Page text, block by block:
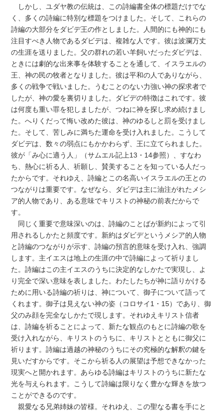
しかし、ユダヤ教の伝統は、この詩編書全体の標題だけでな
く、多くの詩編に特別な標題をつけました。そして、これらの
詩編の大部分をダビデ王の作としました。人間的にも神的にも
注目すべき人物であるダビデは、複雑な人です。彼は波瀾万丈
の生涯を送りました。父の群れの若い羊飼いだったダビデは、
ときには劇的な出来事を体験することを通して、イスラエルの
王、神の民の牧者となりました。彼は平和の人でありながら、
多くの戦争で戦いました。うむことのない力強い神の探求者で
したが、神の愛を裏切りました。ダビデの特徴はこれです。彼
は何度も重い罪を犯しましたが、つねに神を探し求め続けまし
た。へりくだって悔い改めた彼は、神のゆるしと罰を受けまし
た。そして、苦しみに満ちた運命を受け入れました。こうして
ダビデは、数々の弱点にもかかわらず、王に立てられました。
彼が「み心に適う人」（サムエル記上13・14参照）、すなわ
ち、熱心に祈る人、祈願し、賛美することを知っている人だっ
たからです。それゆえ、詩編とこの名高いイスラエルの王との
つながりは重要です。なぜなら、ダビデは主に油注がれたメシ
ア的人物であり、ある意味でキリストの神秘の前表だからで
す。
同じく重要で意味深いのは、詩編のことばが新約によって引
用されるしかたと頻度です。新約はダビデというメシア的人物
と詩編のつながりが示す、詩編の預言的意味を受け入れ、強調
します。主イエスは地上の生涯の中で詩編によって祈りまし
た。詩編はこの主イエスのうちに決定的なしかたで実現し、よ
り完全で深い意味を表しました。わたしたちが神に語りかける
ために用いる詩編の祈りは、神について、御子について語って
くれます。御子は見えない神の姿（コロサイ1・15）であり、御
父のみ顔を完全なしかたで現します。それゆえキリスト信者
は、詩編を祈ることによって、新たな観点のもとに詩編の歌を
受け入れながら、キリストのうちに、キリストとともに御父に
祈ります。詩編は過越の神秘のうちにその究極的な解釈の鍵を
見いだすからです。そこから祈る人の展望は予想できなかった
現実へと開かれます。あらゆる詩編はキリストのうちに新たな
光を与えられます。こうして詩編は限りなく豊かな輝きを放つ
ことができるのです。
親愛なる兄弟姉妹の皆様。それゆえ、この聖なる書を手にと